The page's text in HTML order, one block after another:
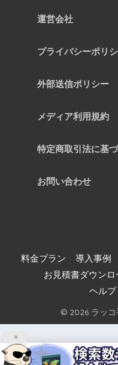
×
運営会社
プライバシーポリ
外部送信ポリシー
メディア利用規約
特定商取引法に基
お問い合わせ
料金プラン 導入事例
お見積書ダウンロ
ヘル
© 2026 ラッ